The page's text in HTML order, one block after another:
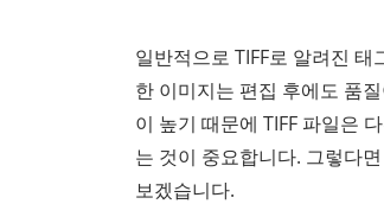
일반적으로 TIFF로 알려진
한 이미지는 편집 후에도 품
이 높기 때문에 TIFF 파일은
는 것이 중요합니다. 그렇다
보겠습니다.